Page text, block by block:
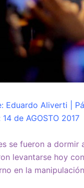
Eduardo Aliverti |
14 de AGOSTO 2017
se fueron a
levantarse hoy
en la